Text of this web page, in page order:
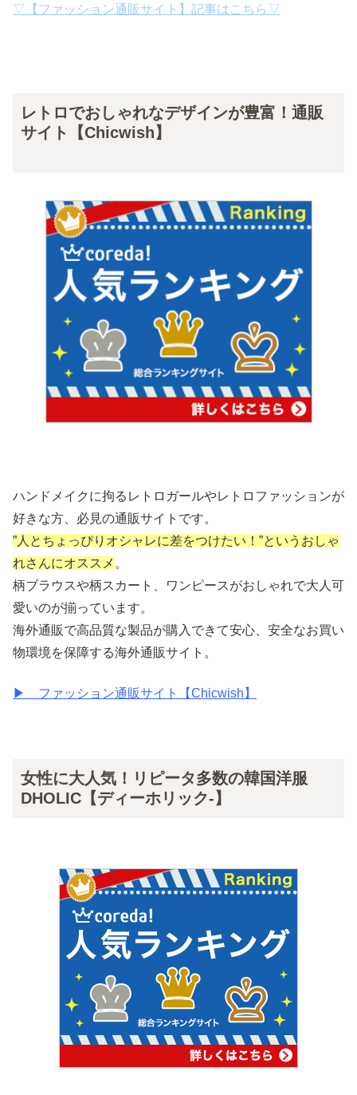
▽【ファッション通販サイト】記事はこちら▽
レトロでおしゃれなデザインが豊富！通販
サイト【Chicwish】
ハンドメイクに拘るレトロガールやレトロファッションが
好きな方、必見の通販サイトです。
”人とちょっぴりオシャレに差をつけたい！”というおしゃ
れさんにオススメ 。
柄ブラウスや柄スカート、ワンピースがおしゃれで大人可
愛いのが揃っています。
海外通販で高品質な製品が購入できて安心、安全なお買い
物環境を保障する海外通販サイト。
▶ ファッション通販サイト【Chicwish】
女性に大人気！リピータ多数の韓国洋服
DHOLIC【ディーホリック-】